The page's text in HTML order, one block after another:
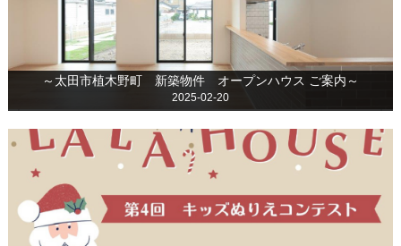
～太田市植木野町 新築物件 オープンハウス ご案内～
2025-02-20